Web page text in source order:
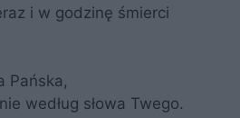
i w godzinę śmierci
Pańska,
według słowa Twego.